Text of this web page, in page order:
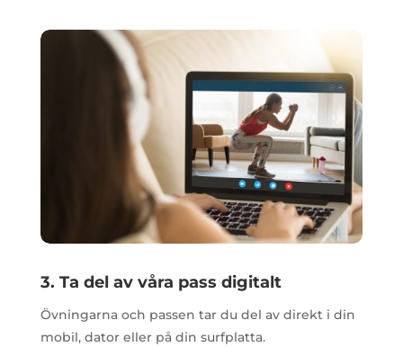
3. Ta del av våra pass digitalt
Övningarna och passen tar du del av direkt i din
mobil, dator eller på din surfplatta.